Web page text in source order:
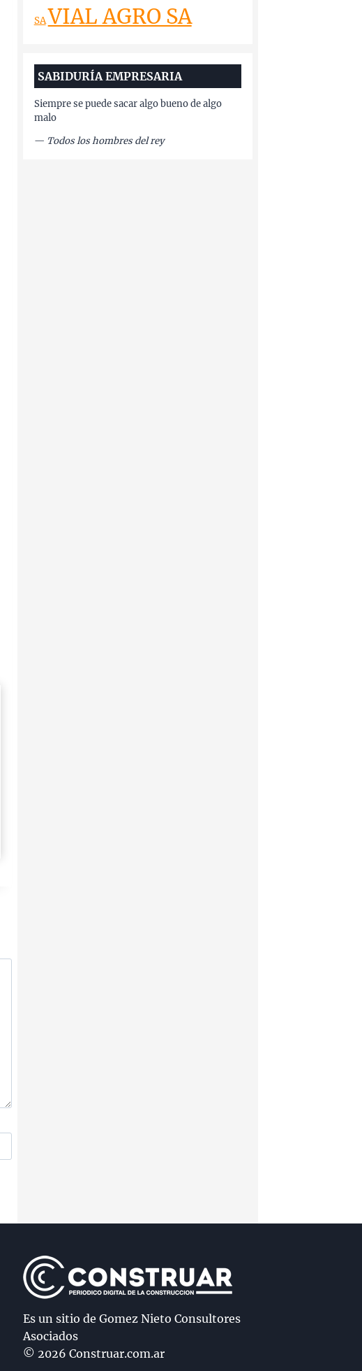
SAVIAL AGRO SA
SABIDURÍA EMPRESARIA
Siempre se puede sacar algo bueno de algo
malo
— Todos los hombres del rey
Es un sitio de Gomez Nieto Consultores
Asociados
© 2026 Construar.com.ar